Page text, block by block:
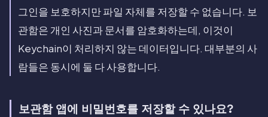
그인을 보호하지만 파일 자체를 저장할 수 없습니다. 보
관함은 개인 사진과 문서를 암호화하는데, 이것이
Keychain이 처리하지 않는 데이터입니다. 대부분의 사
람들은 동시에 둘 다 사용합니다.
보관함 앱에 비밀번호를 저장할 수 있나요?